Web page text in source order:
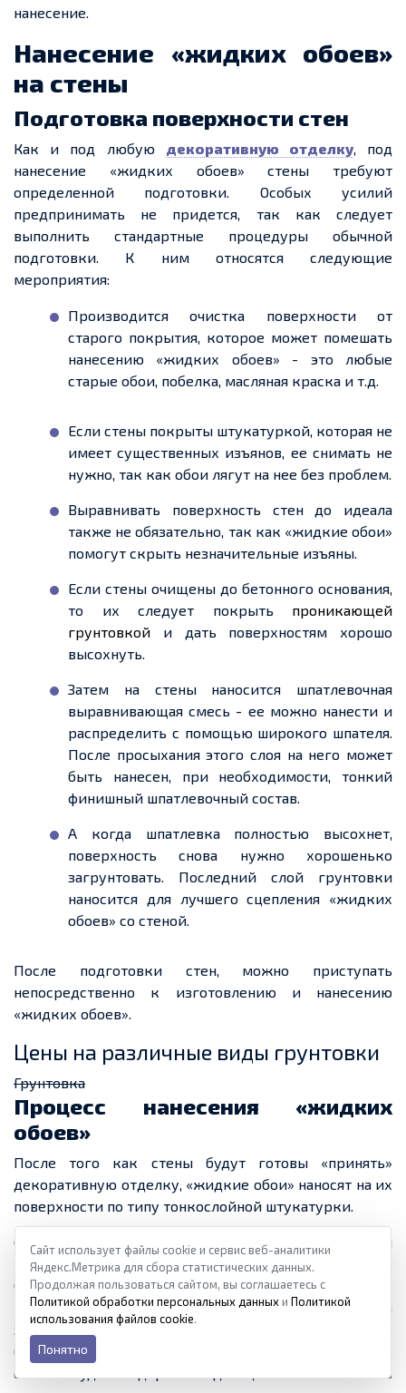
нанесение.
Нанесение «жидких обоев»
на стены
Подготовка поверхности стен
Как и под любую декоративную отделку, под
нанесение «жидких обоев» стены требуют
определенной подготовки. Особых усилий
предпринимать не придется, так как следует
выполнить стандартные процедуры обычной
подготовки. К ним относятся следующие
мероприятия:
Производится очистка поверхности от
старого покрытия, которое может помешать
нанесению «жидких обоев» - это любые
старые обои, побелка, масляная краска и т.д.
Если стены покрыты штукатуркой, которая не
имеет существенных изъянов, ее снимать не
нужно, так как обои лягут на нее без проблем.
Выравнивать поверхность стен до идеала
также необязательно, так как «жидкие обои»
помогут скрыть незначительные изъяны.
Если стены очищены до бетонного основания,
то их следует покрыть проникающей
грунтовкой и дать поверхностям хорошо
высохнуть.
Затем на стены наносится шпатлевочная
выравнивающая смесь - ее можно нанести и
распределить с помощью широкого шпателя.
После просыхания этого слоя на него может
быть нанесен, при необходимости, тонкий
финишный шпатлевочный состав.
А когда шпатлевка полностью высохнет,
поверхность снова нужно хорошенько
загрунтовать. Последний слой грунтовки
наносится для лучшего сцепления «жидких
обоев» со стеной.
После подготовки стен, можно приступать
непосредственно к изготовлению и нанесению
«жидких обоев».
Цены на различные виды грунтовки
Грунтовка
Процесс нанесения «жидких
обоев»
После того как стены будут готовы «принять»
декоративную отделку, «жидкие обои» наносят на их
поверхности по типу тонкослойной штукатурки.
Однако, здесь необходимо предусмотреть
один
нюанс, чтобы работа прошла успешно.Суть — вот
чем. Если заранее готовится сразу большое
количество смеси в несколько замесов, и в каждый
замес добавляется одинаковый краситель, казалось
бы – в одном и том же количестве, то
сложно будет выдержать один цветовой тон. Очень
Сайт использует файлы cookie и сервис веб-аналитики
Яндекс.Метрика для сбора статистических данных.
Продолжая пользоваться сайтом, вы соглашаетесь с
Политикой обработки персональных данных и Политикой
использования файлов cookie.
Понятно